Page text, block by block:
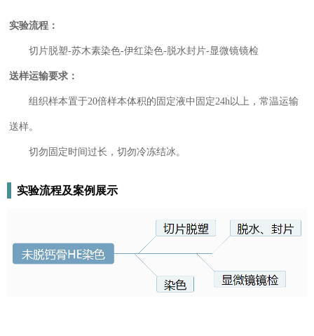
实验流程：
切片脱塑-苏木素染色-伊红染色-脱水封片-显微镜镜检
送样运输要求：
组织样本置于20倍样本体积的固定液中固定24h以上，常温运输
送样。
切勿固定时间过长，切勿冷冻结冰。
实验流程及案例展示